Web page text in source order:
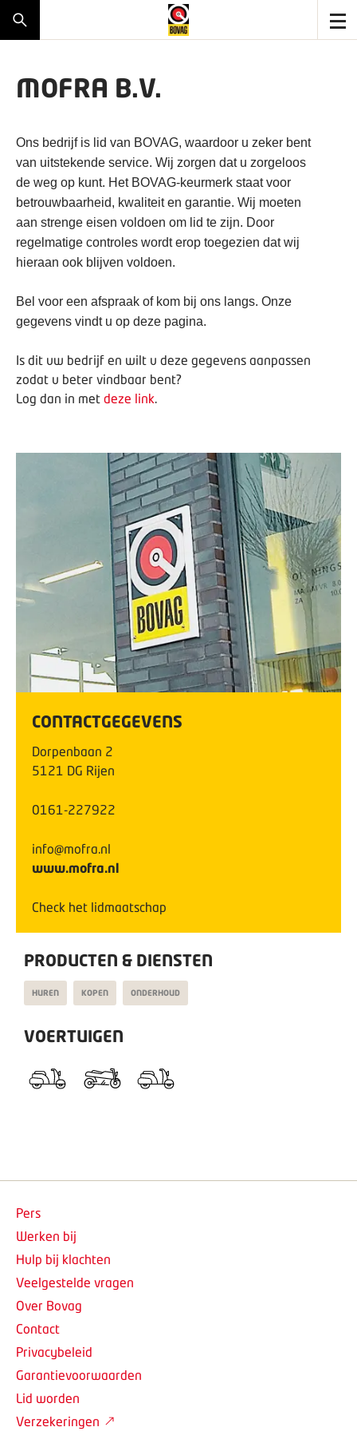
MOFRA B.V.
Ons bedrijf is lid van BOVAG, waardoor u zeker bent
van uitstekende service. Wij zorgen dat u zorgeloos
de weg op kunt. Het BOVAG-keurmerk staat voor
betrouwbaarheid, kwaliteit en garantie. Wij moeten
aan strenge eisen voldoen om lid te zijn. Door
regelmatige controles wordt erop toegezien dat wij
hieraan ook blijven voldoen.
Bel voor een afspraak of kom bij ons langs. Onze
gegevens vindt u op deze pagina.
Is dit uw bedrijf en wilt u deze gegevens aanpassen
zodat u beter vindbaar bent?
Log dan in met deze link.
CONTACTGEGEVENS
Dorpenbaan 2
5121 DG Rijen
0161-227922
info@mofra.nl
www.mofra.nl
Check het lidmaatschap
PRODUCTEN & DIENSTEN
HUREN KOPEN ONDERHOUD
VOERTUIGEN
Pers
Werken bij
Hulp bij klachten
Veelgestelde vragen
Over Bovag
Contact
Privacybeleid
Garantievoorwaarden
Lid worden
Verzekeringen